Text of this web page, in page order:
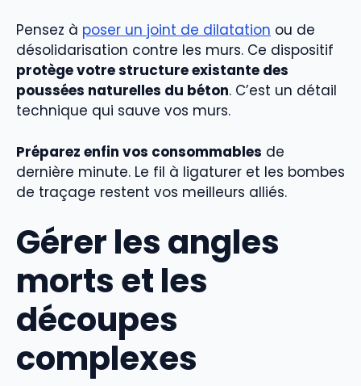
Pensez à poser un joint de dilatation ou de
désolidarisation contre les murs. Ce dispositif
protège votre structure existante des
poussées naturelles du béton. C’est un détail
technique qui sauve vos murs.
Préparez enfin vos consommables de
dernière minute. Le fil à ligaturer et les bombes
de traçage restent vos meilleurs alliés.
Gérer les angles
morts et les
découpes
complexes